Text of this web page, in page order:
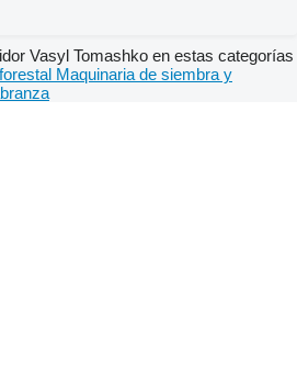
Vasyl Tomashko en estas categorías
Maquinaria de siembra y